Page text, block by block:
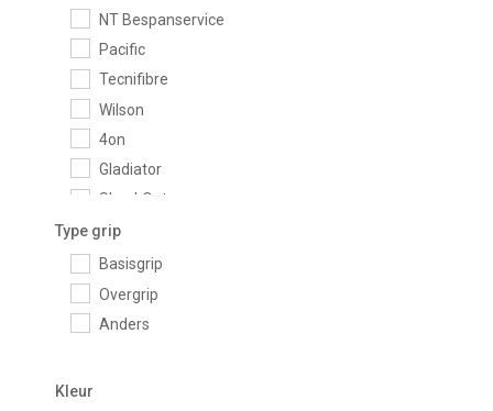
NT Bespanservice
Pacific
Tecnifibre
Wilson
4on
Gladiator
ShockOut
Siux
Tigre Padel
Type grip
Basisgrip
Overgrip
Anders
Kleur